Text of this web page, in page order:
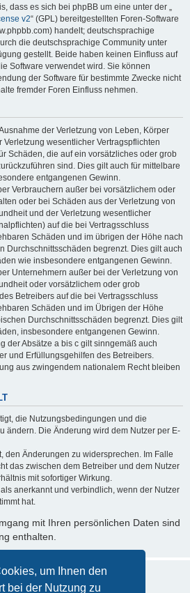
um Ihnen den
bei der Nutzung zu
dass es sich bei phpBB um eine unter der „
v2“ (GPL) bereitgestellten Foren-Software
handelt; deutschsprachige
die deutschsprachige Community unter
gestellt. Beide haben keinen Einfluss auf
Software verwendet wird. Sie können
der Software für bestimmte Zwecke nicht
fremder Foren Einfluss nehmen.
der Verletzung von Leben, Körper
wesentlicher Vertragspflichten
Schäden, die auf ein vorsätzliches oder grob
sind. Dies gilt auch für mittelbare
entgangenen Gewinn.
Verbrauchern außer bei vorsätzlichem oder
oder bei Schäden aus der Verletzung von
und der Verletzung wesentlicher
auf die bei Vertragsschluss
Schäden und im übrigen der Höhe nach
Durchschnittsschäden begrenzt. Dies gilt auch
wie insbesondere entgangenen Gewinn.
Unternehmern außer bei der Verletzung von
oder vorsätzlichem oder grob
Betreibers auf die bei Vertragsschluss
Schäden und im Übrigen der Höhe
Durchschnittsschäden begrenzt. Dies gilt
insbesondere entgangenen Gewinn.
der Absätze a bis c gilt sinngemäß auch
und Erfüllungsgehilfen des Betreibers.
aus zwingendem nationalem Recht bleiben
die Nutzungsbedingungen und die
ändern. Die Änderung wird dem Nutzer per E-
den Änderungen zu widersprechen. Im Falle
das zwischen dem Betreiber und dem Nutzer
mit sofortiger Wirkung.
anerkannt und verbindlich, wenn der Nutzer
hat.
mit Ihren persönlichen Daten sind
enthalten.